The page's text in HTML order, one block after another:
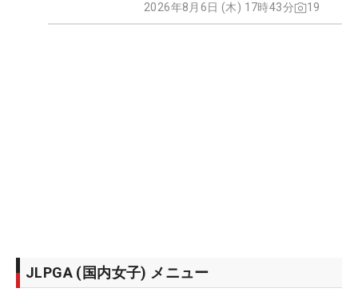
2026年8月6日 (木) 17時43分 19
JLPGA (国内女子) メニュー